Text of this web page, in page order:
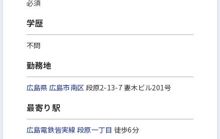
必須
学歴
不問
勤務地
広島県 広島市南区段原2-13-7 妻木ビル201号
最寄り駅
広島電鉄皆実線段原一丁目 徒歩6分